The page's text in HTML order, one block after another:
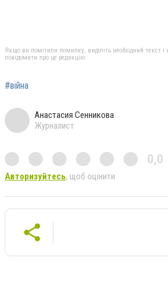
Якщо ви помітили помилку, виділіть необхідний текст і
повідомити про це редакцію
#війна
Анастасия Сенникова
Журналист
0,0
Авторизуйтесь, щоб оцінити